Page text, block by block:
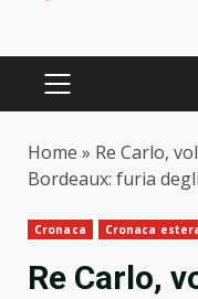
PRIMARY
Home » Re Carlo,
Bordeaux: furia
Cronaca Cronaca
Re Carlo,